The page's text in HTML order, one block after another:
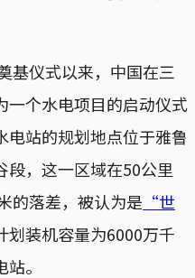
基仪式以来，中国在三
一个水电项目的启动仪式
电站的规划地点位于雅鲁
，这一区域在50公里
的落差，被认为是 “世
划装机容量为6000万千
。